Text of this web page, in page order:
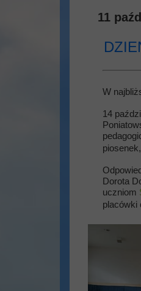
11
W
14
Dorota
uczniom
placówki